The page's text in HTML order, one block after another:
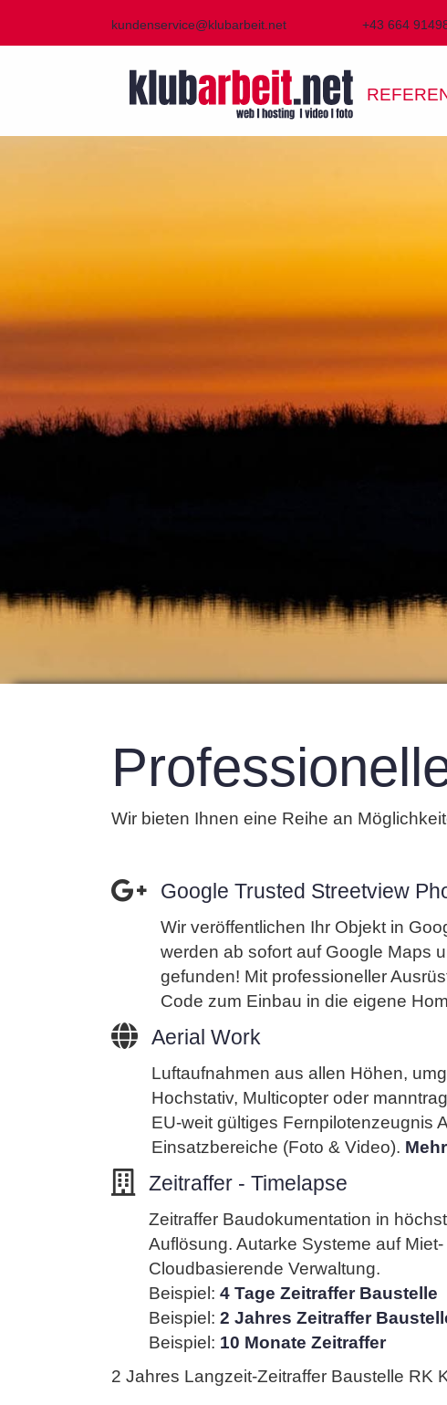
kundenservice@klubarbeit.net +43 664
Wir bieten Ihnen eine Reihe an
Google Trusted Streetview
Wir veröffentlichen Ihr Objekt in
werden ab sofort auf Google Maps
gefunden! Mit professioneller
Code zum Einbau in die eigene
Aerial Work
Luftaufnahmen aus allen Höhen,
Hochstativ, Multicopter oder
EU-weit gültiges Fernpilotenzeugnis
Einsatzbereiche (Foto & Video).
Zeitraffer - Timelapse
Zeitraffer Baudokumentation in
Auflösung. Autarke Systeme auf
Cloudbasierende Verwaltung.
Beispiel: 4 Tage Zeitraffer Baustelle
Beispiel: 2 Jahres Zeitraffer
Beispiel: 10 Monate Zeitraffer
2 Jahres Langzeit-Zeitraffer Baustelle RK